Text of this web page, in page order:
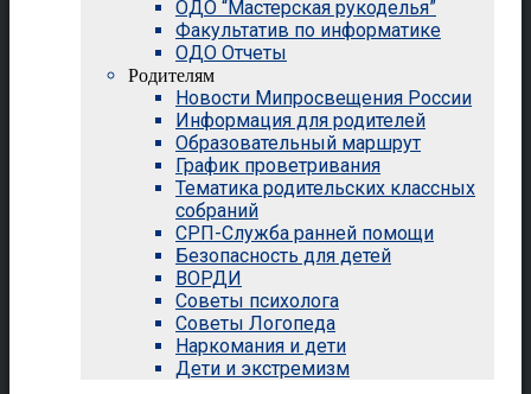
ОДО “Мастерская рукоделья”
Факультатив по информатике
ОДО Отчеты
Родителям
Новости Мипросвещения России
Информация для родителей
Образовательный маршрут
График проветривания
Тематика родительских классных
собраний
СРП-Служба ранней помощи
Безопасность для детей
ВОРДИ
Советы психолога
Советы Логопеда
Наркомания и дети
Дети и экстремизм